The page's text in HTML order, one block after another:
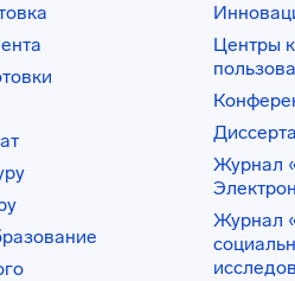
Центры
Журнал
Журнал